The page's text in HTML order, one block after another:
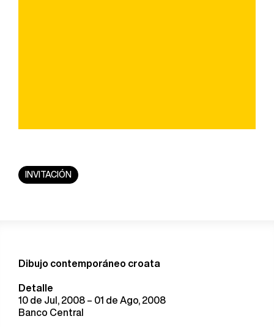
INVITACIÓN
Dibujo contemporáneo croata
Detalle
10 de Jul, 2008 – 01 de Ago, 2008
Banco Central